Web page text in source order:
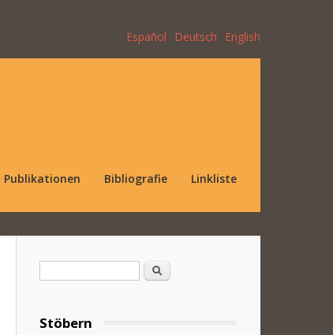
Español Deutsch English
Publikationen Bibliografie Linkliste
Suche
Stöbern